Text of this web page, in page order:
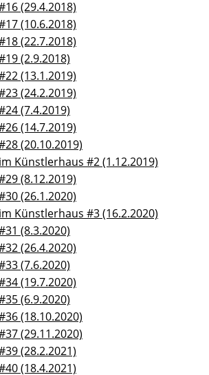
(29.4.2018)
(10.6.2018)
(22.7.2018)
(2.9.2018)
(13.1.2019)
(24.2.2019)
(7.4.2019)
(14.7.2019)
(20.10.2019)
Künstlerhaus #2 (1.12.2019)
(8.12.2019)
(26.1.2020)
Künstlerhaus #3 (16.2.2020)
(8.3.2020)
(26.4.2020)
(7.6.2020)
(19.7.2020)
(6.9.2020)
(18.10.2020)
(29.11.2020)
(28.2.2021)
(18.4.2021)